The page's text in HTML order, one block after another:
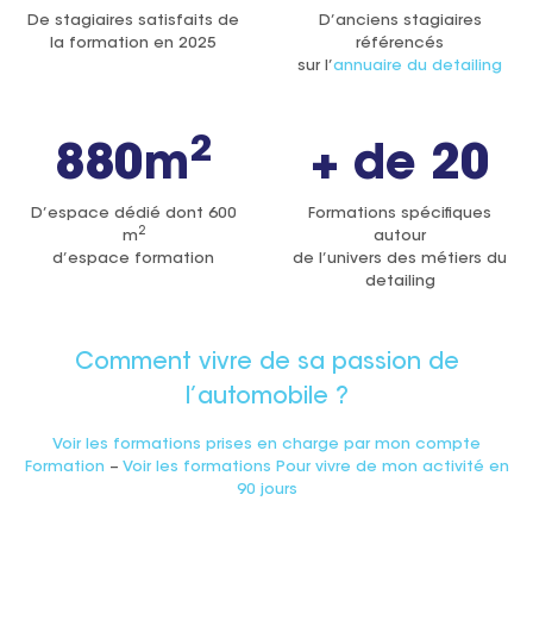
De stagiaires satisfaits de
la formation en 2025
D’anciens stagiaires
référencés
sur l’annuaire du detailing
880m2
D’espace dédié dont 600
m 2
d’espace formation
+ de 20
Formations spécifiques
autour
de l’univers des métiers du
detailing
Comment vivre de sa passion de
l’automobile ?
Voir les formations prises en charge par mon compte
Formation – Voir les formations Pour vivre de mon activité en
90 jours